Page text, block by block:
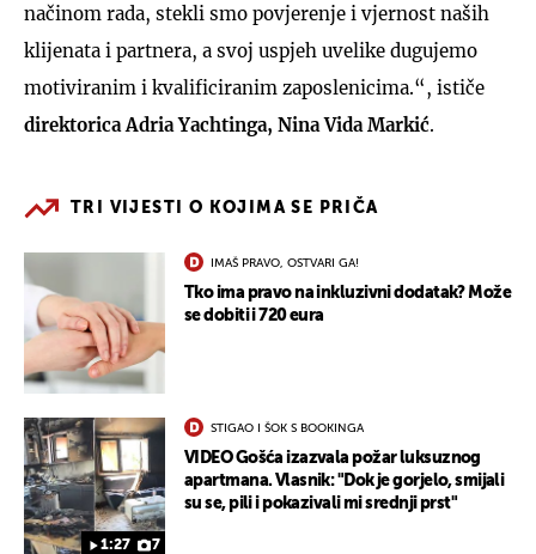
načinom rada, stekli smo povjerenje i vjernost naših
klijenata i partnera, a svoj uspjeh uvelike dugujemo
motiviranim i kvalificiranim zaposlenicima.“, ističe
direktorica Adria Yachtinga, Nina Vida Markić.
TRI VIJESTI O KOJIMA SE PRIČA
IMAŠ PRAVO, OSTVARI GA!
Tko ima pravo na inkluzivni dodatak? Može
se dobiti i 720 eura
1:27 7
STIGAO I ŠOK S BOOKINGA
VIDEO Gošća izazvala požar luksuznog
apartmana. Vlasnik: "Dok je gorjelo, smijali
su se, pili i pokazivali mi srednji prst"